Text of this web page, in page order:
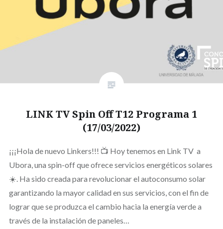
LINK TV Spin Off T12 Programa 1
(17/03/2022)
¡¡¡Hola de nuevo Linkers!!! 📺 Hoy tenemos en Link TV a
Ubora, una spin-off que ofrece servicios energéticos solares
☀️. Ha sido creada para revolucionar el autoconsumo solar
garantizando la mayor calidad en sus servicios, con el fin de
lograr que se produzca el cambio hacia la energía verde a
través de la instalación de paneles…